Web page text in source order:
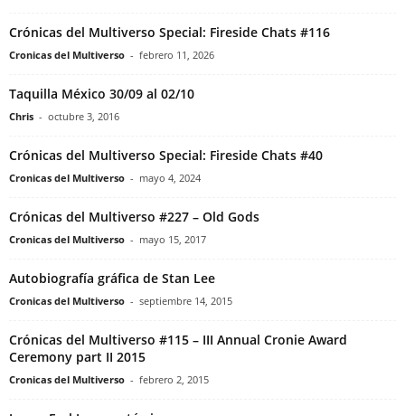
Crónicas del Multiverso Special: Fireside Chats #116
Cronicas del Multiverso - febrero 11, 2026
Taquilla México 30/09 al 02/10
Chris - octubre 3, 2016
Crónicas del Multiverso Special: Fireside Chats #40
Cronicas del Multiverso - mayo 4, 2024
Crónicas del Multiverso #227 – Old Gods
Cronicas del Multiverso - mayo 15, 2017
Autobiografía gráfica de Stan Lee
Cronicas del Multiverso - septiembre 14, 2015
Crónicas del Multiverso #115 – III Annual Cronie Award
Ceremony part II 2015
Cronicas del Multiverso - febrero 2, 2015